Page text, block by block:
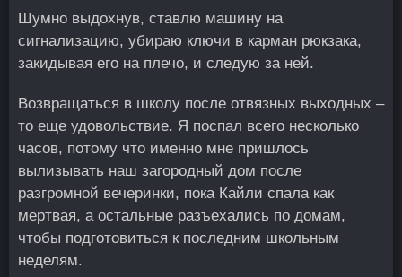
Шумно выдохнув, ставлю машину на
сигнализацию, убираю ключи в карман рюкзака,
закидывая его на плечо, и следую за ней.
Возвращаться в школу после отвязных выходных –
то еще удовольствие. Я поспал всего несколько
часов, потому что именно мне пришлось
вылизывать наш загородный дом после
разгромной вечеринки, пока Кайли спала как
мертвая, а остальные разъехались по домам,
чтобы подготовиться к последним школьным
неделям.